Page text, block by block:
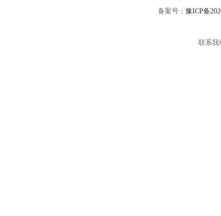
备案号： 豫ICP备
联系我